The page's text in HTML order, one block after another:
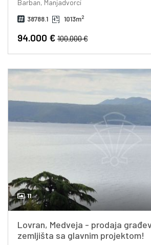
Barban, Manjadvorci
38788.1 1013m2
94.000 €100.000 €
11
Lovran, Medveja - prodaja
zemljišta sa glavnim projektom!